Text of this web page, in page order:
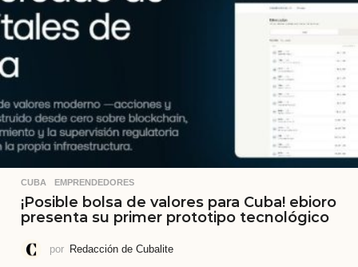
CUBA ,EMPRENDEDORES
¡Posible bolsa de valores para Cuba! ebioro
presenta su primer prototipo tecnológico
por Redacción de Cubalite